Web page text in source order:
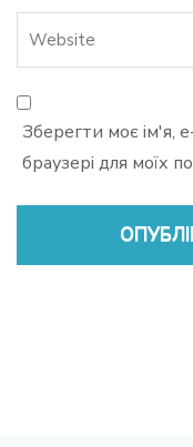
Зберегти моє ім'я,
браузері для моїх